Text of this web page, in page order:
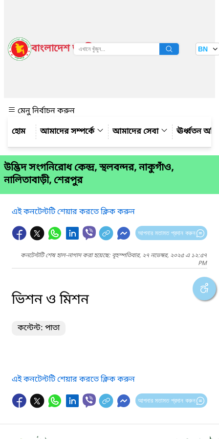
বাংলাদেশ জাতীয় তথ্য বাতায়ন BN
মেনু নির্বাচন করুন
আমাদের সম্পর্কে
আমাদের সেবা ঊর্ধ্বতন
উদ্ভিদ সংগনিরোধ কেন্দ্র, স্থলবন্দর, নাকুগাঁও,
নালিতাবাড়ী, শেরপুর
এই কনটেন্টটি শেয়ার করতে ক্লিক করুন
আপনার মতামত প্রদান করুন
কনটেন্টটি শেষ হাল-নাগাদ করা হয়েছে: বৃহস্পতিবার, ২৭ নভেম্বর, ২০২৫ এ ১২:৫৭
PM
ভিশন ও মিশন
কন্টেন্ট: পাতা
এই কনটেন্টটি শেয়ার করতে ক্লিক করুন
আপনার মতামত প্রদান করুন